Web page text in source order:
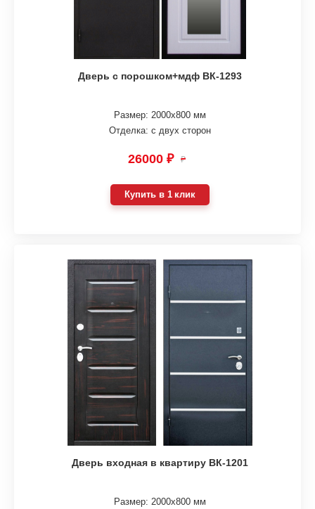
Дверь с порошком+мдф ВК-1293
Размер: 2000х800 мм
Отделка: с двух сторон
26000 ₽ ₽
Купить в 1 клик
Дверь входная в квартиру ВК-1201
Размер: 2000х800 мм